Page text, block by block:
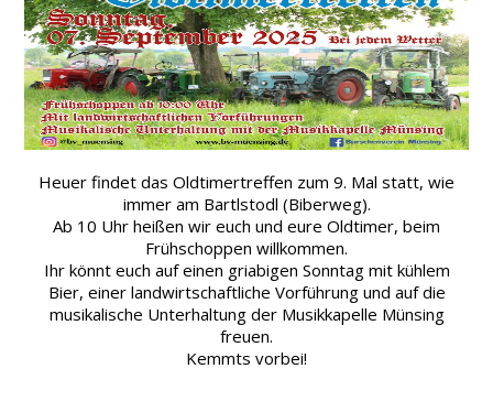
Heuer findet das Oldtimertreffen zum 9. Mal statt, wie
immer am Bartlstodl (Biberweg).
Ab 10 Uhr heißen wir euch und eure Oldtimer, beim
Frühschoppen willkommen.
Ihr könnt euch auf einen griabigen Sonntag mit kühlem
Bier, einer landwirtschaftliche Vorführung und auf die
musikalische Unterhaltung der Musikkapelle Münsing
freuen.
Kemmts vorbei!